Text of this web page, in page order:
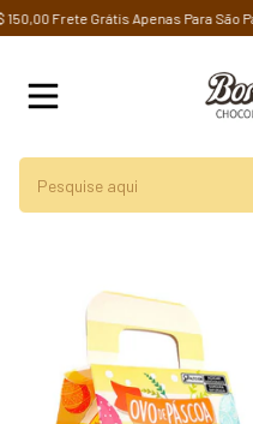
Frete Grátis Apenas Para São